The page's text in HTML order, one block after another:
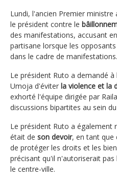
Lundi, l'ancien Premier
le président contre le
des manifestations, accusant
partisane lorsque les
dans le cadre de manifestations.
Le président Ruto a demandé
Umoja d'éviter la violence et la
exhorté l'équipe dirigée par
discussions bipartites au sein
Le président Ruto a également
était de son devoir, en tant que
de protéger les droits et les
précisant qu'il n'autoriserait
le centre-ville.